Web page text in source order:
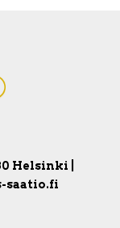
Helsinki |
saatio.fi